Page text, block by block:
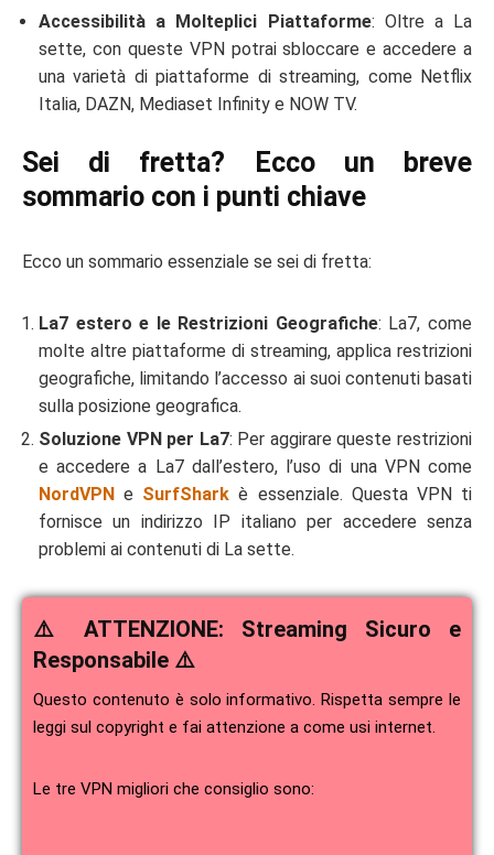
Accessibilità a Molteplici Piattaforme: Oltre a La
sette, con queste VPN potrai sbloccare e accedere a
una varietà di piattaforme di streaming, come Netflix
Italia, DAZN, Mediaset Infinity e NOW TV.
Sei di fretta? Ecco un breve
sommario con i punti chiave
Ecco un sommario essenziale se sei di fretta:
La7 estero e le Restrizioni Geografiche: La7, come
molte altre piattaforme di streaming, applica restrizioni
geografiche, limitando l’accesso ai suoi contenuti basati
sulla posizione geografica.
Soluzione VPN per La7: Per aggirare queste restrizioni
e accedere a La7 dall’estero, l’uso di una VPN come
NordVPN e SurfShark è essenziale. Questa VPN ti
fornisce un indirizzo IP italiano per accedere senza
problemi ai contenuti di La sette.
⚠️ ATTENZIONE: Streaming Sicuro e
Responsabile ⚠️
Questo contenuto è solo informativo. Rispetta sempre le
leggi sul copyright e fai attenzione a come usi internet.
Le tre VPN migliori che consiglio sono: